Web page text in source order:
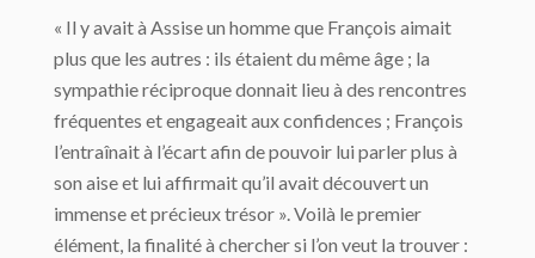
« Il y avait à Assise un homme que François aimait
plus que les autres : ils étaient du même âge ; la
sympathie réciproque donnait lieu à des rencontres
fréquentes et engageait aux confidences ; François
l’entraînait à l’écart afin de pouvoir lui parler plus à
son aise et lui affirmait qu’il avait découvert un
immense et précieux trésor ». Voilà le premier
élément, la finalité à chercher si l’on veut la trouver :